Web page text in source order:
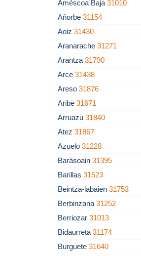
Améscoa Baja 31010
Añorbe 31154
Aoiz 31430
Aranarache 31271
Arantza 31790
Arce 31438
Areso 31876
Aribe 31671
Arruazu 31840
Atez 31867
Azuelo 31228
Barásoain 31395
Barillas 31523
Beintza-labaien 31753
Berbinzana 31252
Berriozar 31013
Bidaurreta 31174
Burguete 31640